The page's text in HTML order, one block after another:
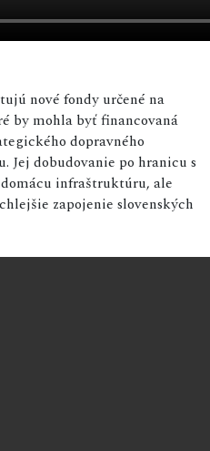
nové fondy určené na
by mohla byť financovaná
dopravného
Jej dobudovanie po hranicu s
infraštruktúru, ale
zapojenie slovenských